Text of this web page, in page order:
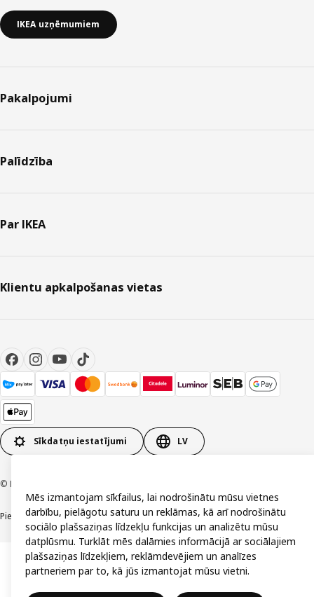
IKEA uzņēmumiem
Pakalpojumi
Palīdzība
Par IKEA
Klientu apkalpošanas vietas
Sīkdatņu iestatījumi LV
© Inter IKEA Systems B.V. 1999-2026
PiekļūstamībaVispārīgi noteikumiPrivātuma un sīkdatņu politikaKontakti
Mēs izmantojam sīkfailus, lai nodrošinātu mūsu vietnes
darbību, pielāgotu saturu un reklāmas, kā arī nodrošinātu
sociālo plašsaziņas līdzekļu funkcijas un analizētu mūsu
datplūsmu. Turklāt mēs dalāmies informācijā ar sociālajiem
plašsaziņas līdzekļiem, reklāmdevējiem un analīzes
partneriem par to, kā jūs izmantojat mūsu vietni.